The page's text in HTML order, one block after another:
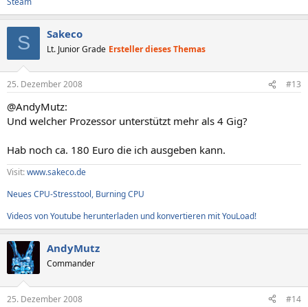
Gehäuse Eigenschaften:
Hersteller Hewlett-Packard
Version 1111
Gehäusetyp Desktopgehäuse
Netzteilstatus Sicher
Temperaturstatus Sicher
Fehlerkorrekturmethode 8-bit Parity
Unterstützter Speicher Interleave 1-Way
Unterstützte Speicherspannung 5V
Maximale Speichermodulgröße 1024 MB
Speichersteckplätze 4
[ Prozessoren / Intel(R) Pentium(R) 4 CPU 3.20GHz ]
S Sakeco
Lt. Junior Grade Ersteller dieses Themas
25. Dezember 2008 #13
@AndyMutz:
Und welcher Prozessor unterstützt mehr als 4 Gig?
Hab noch ca. 180 Euro die ich ausgeben kann.
Visit:www.sakeco.de
Neues CPU-Stresstool, Burning CPU
Videos von Youtube herunterladen und konvertieren mit YouLoad!
AndyMutz
Commander
25. Dezember 2008 #14